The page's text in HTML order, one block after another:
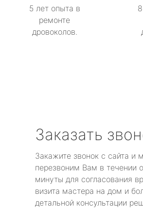
5 лет опыта в
ремонте
дровоколов.
Заказать
Закажите звонок с сайта и
перезвоним Вам в течении
минуты для согласования
визита мастера на дом и
детальной консультации